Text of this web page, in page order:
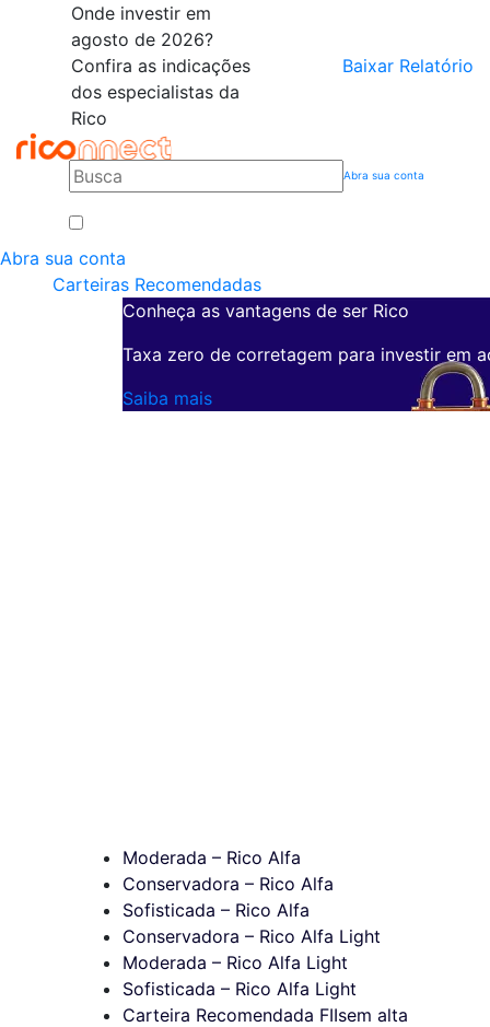
Onde investir em
agosto de 2026?
Confira as indicações
dos especialistas da
Rico
Baixar Relatório
Abra sua conta
Abra sua conta
Carteiras Recomendadas
Conheça as vantagens de ser Rico
Taxa zero de corretagem para investir em
Saiba mais
Moderada – Rico Alfa
Conservadora – Rico Alfa
Sofisticada – Rico Alfa
Conservadora – Rico Alfa Light
Moderada – Rico Alfa Light
Sofisticada – Rico Alfa Light
Carteira Recomendada FIIsem alta